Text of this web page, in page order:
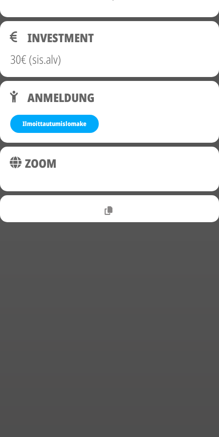
INVESTMENT
30€ (sis.alv)
ANMELDUNG
Ilmoittautumislomake
ZOOM